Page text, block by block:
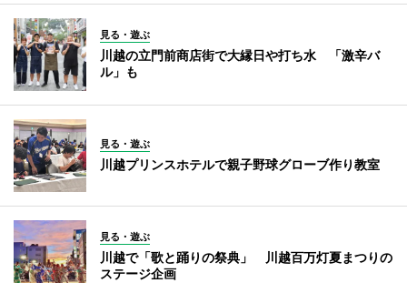
見る・遊ぶ
川越の立門前商店街で大縁日や打ち水 「激辛バ
ル」も
見る・遊ぶ
川越プリンスホテルで親子野球グローブ作り教室
見る・遊ぶ
川越で「歌と踊りの祭典」 川越百万灯夏まつりの
ステージ企画